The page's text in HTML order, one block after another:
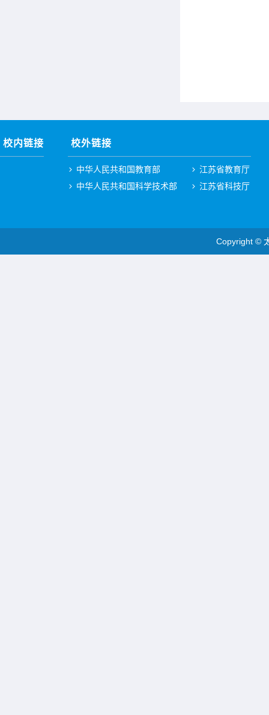
校内链接 校外链接
中华人民共和国教育部
中华人民共和国科学技术部
江苏省教育厅
江苏省科技厅
Copyright ©